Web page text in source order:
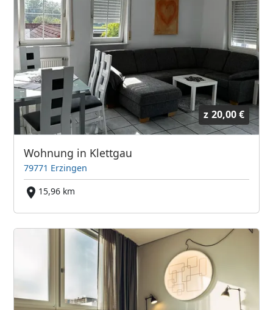
z 20,00 €
Wohnung in Klettgau
79771 Erzingen
15,96 km